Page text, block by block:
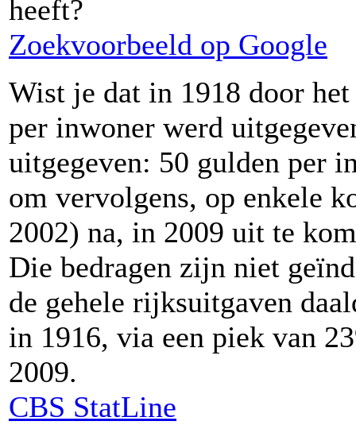
heeft?
Zoekvoorbeeld op Google
Wist je dat in 1918 door
per inwoner werd
uitgegeven: 50 gulden per
om vervolgens, op enkele
2002) na, in 2009 uit te
Die bedragen zijn niet
de gehele rijksuitgaven
in 1916, via een piek van
2009.
CBS StatLine